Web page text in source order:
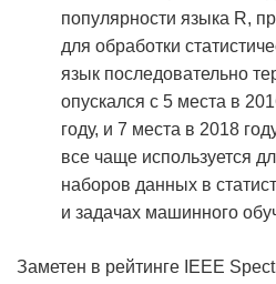
популярности языка R,
для обработки
язык последовательно
опускался с 5 места в
году, и 7 места в 2018
все чаще используется
наборов данных в
и задачах машинного
Заметен в рейтинге IEEE